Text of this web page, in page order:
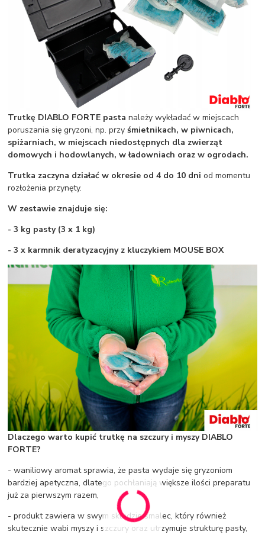
Trutkę DIABLO FORTE pastanależy wykładać w miejscach
poruszania się gryzoni, np. przy śmietnikach, w piwnicach,
spiżarniach, w miejscach niedostępnych dla zwierząt
domowych i hodowlanych, w ładowniach oraz w ogrodach.
Trutka zaczyna działać w okresie od 4 do 10 dni od momentu
rozłożenia przynęty.
W zestawie znajduje się:
- 3 kg pasty (3 x 1 kg)
- 3 x karmnik deratyzacyjny z kluczykiem MOUSE BOX
Dlaczego warto kupić trutkę na szczury i myszy DIABLO
FORTE?
- waniliowy aromat sprawia, że pasta wydaje się gryzoniom
bardziej apetyczna, dlatego pochłaniają większe ilości preparatu
już za pierwszym razem,
- produkt zawiera w swym składzie smalec, który również
skutecznie wabi myszy i szczury oraz utrzymuje strukturę pasty,